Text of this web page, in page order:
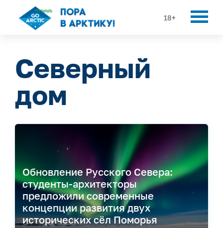
18+
Северный
дом
Обновление Русского Севера:
студенты-архитекторы
предложили современные
концепции развития двух
исторических сёл Поморья